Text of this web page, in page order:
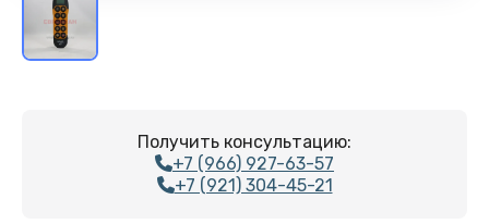
Получить консультацию:
+7 (966) 927-63-57
+7 (921) 304-45-21